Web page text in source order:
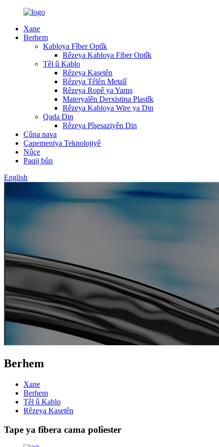
Xane
Berhem
Kabloya Fîber Optîk
Rêzeya Kabloya Fiber Optîk
Têl û Kablo
Rêzeya Kasetên
Rêzeya Têlên Metalî
Rêzeya Ropê ya Yarns
Materyalên Derxistina Plastîk
Rêzeya Kabloya Wire ya Din
Qada Din
Rêzeya Pîşesaziyên Din
Çûna nava
Çapemeniya Teknolojiyê
Nûçe
Paqij bûn
English
Berhem
Xane
Berhem
Têl û Kablo
Rêzeya Kasetên
Tape ya fîbera cama polîester